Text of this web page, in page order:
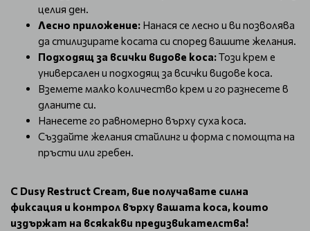
целия ден.
Лесно приложение: Нанася се лесно и ви позволява
да стилизирате косата си според вашите желания.
Подходящ за всички видове коса:Този крем е
универсален и подходящ за всички видове коса.
Вземете малко количество крем и го разнесете в
дланите си.
Нанесете го равномерно върху суха коса.
Създайте желания стайлинг и форма с помощта на
пръсти или гребен.
С Dusy Restruct Cream, вие получавате силна
фиксация и контрол върху вашата коса, които
издържат на всякакви предизвикателства!